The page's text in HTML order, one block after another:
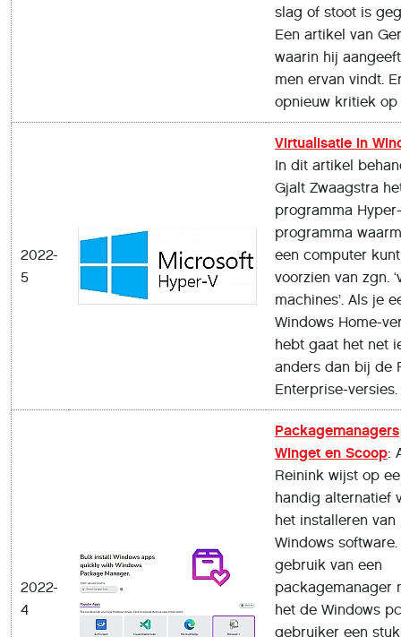
slag of stoot is
Een artikel van
waarin hij
men ervan vindt.
opnieuw kritiek op
2022-
5
Virtualisatie in
In dit artikel
Gjalt Zwaagstra
programma
programma
een computer kunt
voorzien van zgn.
machines’. Als je
Windows Home-
hebt gaat het net
anders dan bij de
Enterprise-versies.
2022-
4
Packagemanagers
Winget en Scoop:
Reinink wijst op
handig alternatief
het installeren van
Windows software.
gebruik van een
packagemanager
het de Windows pc
gebruiker een stuk